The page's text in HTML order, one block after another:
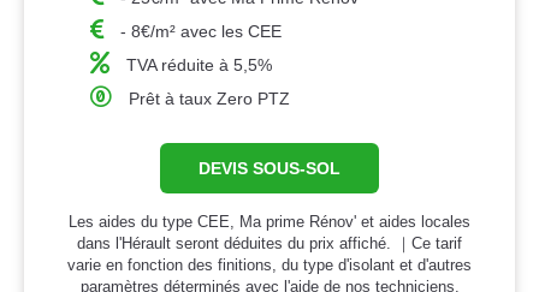
- 8€/m² avec les CEE
TVA réduite à 5,5%
Prêt à taux Zero PTZ
DEVIS SOUS-SOL
Les aides du type CEE, Ma prime Rénov' et aides locales
dans l'Hérault seront déduites du prix affiché. ｜Ce tarif
varie en fonction des finitions, du type d'isolant et d'autres
paramètres déterminés avec l'aide de nos techniciens.